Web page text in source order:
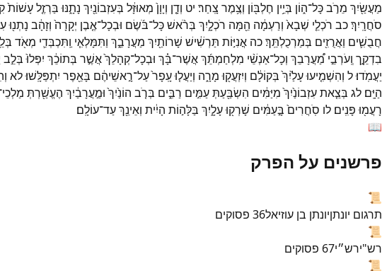
מַעֲשַׂ֖יִךְ מֵרֹ֣בכָּל־ה֑וֹן בְּיֵ֥ין חֶלְבּ֖וֹן וְצֶ֥מֶר צָֽחַר׃ יט וְדָ֤ן וְיָוָן֙ מְאוּזָּ֔ל בְּעִזְבוֹנַ֖יִךְ נָתָ֑נּוּ בַּרְזֶ֤לעָשׁוֹת֙
סֹחֲרָֽיִךְ׃כב רֹכְלֵ֤י שְׁבָא֙ וְרַעְמָ֔ה הֵ֖מָּה רֹכְלָ֑יִךְ בְּרֹ֨אשׁכָּל־בֹּ֜שֶׂם וּבְכָל־אֶ֤בֶן יְקָרָה֙ וְזָהָ֔ב נָתְנ֖וּ
חֲבֻשִׁ֛ים וַאֲרֻזִ֖ים בְּמַרְכֻלְתֵּֽךְ׃כה אֳנִיּ֣וֹת תַּרְשִׁ֔ישׁ שָׁרוֹתַ֖יִךְ מַעֲרָבֵ֑ךְ וַתִּמָּלְאִ֧י וַֽתִּכְבְּדִ֛י מְאֹ֖ד
בִדְקֵ֣ך וְֽעֹרְבֵ֣י מַ֠עֲרָבֵךְ וְכָל־אַנְשֵׁ֨י מִלְחַמְתֵּ֜ךְאֲשֶׁר־בָּ֗ךְ וּבְכָל־קְהָלֵךְ֙אֲשֶׁ֣ר בְּתוֹכֵ֔ךְ יִפְּלוּ֙ בְּלֵ֣ב
יַעֲמֹֽדוּ׃ל וְהִשְׁמִ֤יעוּעָלַ֙יִךְ֙ בְּקוֹלָ֔ם וְיִזְעֲק֖וּ מָרָ֑ה וְיַעֲל֤וּעָֽפָר֙עַל־רָ֣אשֵׁיהֶ֔ם בָּאֵ֖פֶר יִתְפַּלָּֽשׁוּ׃לא
הַיָּֽם׃ לג בְּצֵ֤אתעִזְבוֹנַ֙יִךְ֙ מִיַּמִּ֔ים הִשְׂבַּ֖עַתְּעַמִּ֣ים רַבִּ֑ים בְּרֹ֤ב הוֹנַ֙יִךְ֙ וּמַ֣עֲרָבַ֔יִךְ הֶעֱשַׁ֖רְתְּ
רָעֲמ֖וּ פָּנִֽים׃ לו סֹֽחֲרִים֙ בָּ֣עַמִּ֔ים שָׁרְק֖וּעָלָ֑יִךְ בַּלָּה֣וֹת הָיִ֔ית וְאֵינֵ֖ךְעַד־עוֹלָֽם׃
📖
פרשנים על הפרק
📜
תרגום יונתןיונתן בן עוזיאל36 פסוקים
📜
רש"ירש״י67 פסוקים
📜